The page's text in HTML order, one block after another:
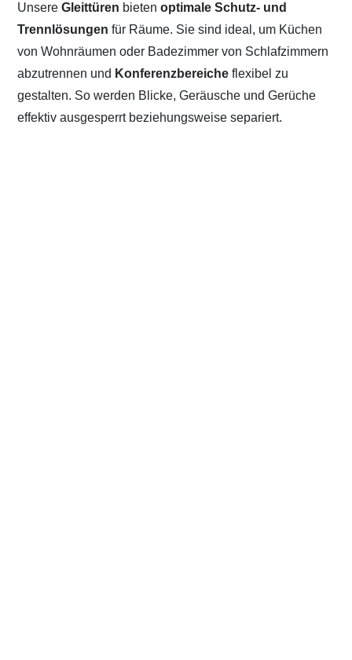
UnsereGleittüren bietenoptimale Schutz- und
Trennlösungen für Räume. Sie sind ideal, um Küchen
von Wohnräumen oder Badezimmer von Schlafzimmern
abzutrennen und Konferenzbereicheflexibel zu
gestalten. So werden Blicke, Geräusche und Gerüche
effektiv ausgesperrt beziehungsweise separiert.